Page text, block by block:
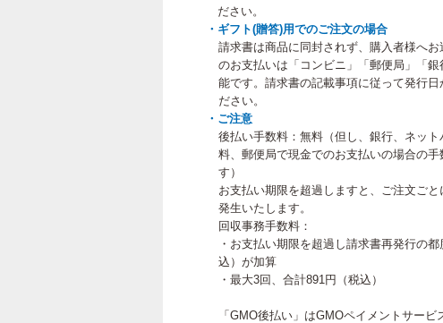
ださい。
・ギフト(贈答)用でのご注文の場合
請求書は商品に同封されず、購入者様へ
のお支払いは「コンビニ」「郵便局」「銀
能です。請求書の記載事項に従って発行日
ださい。
・ご注意
後払い手数料：無料（但し、銀行、ネッ
料、郵便局で現金でのお支払いの場合の手
す）
お支払い期限を超過しますと、ご注文ご
発生いたします。
回収事務手数料：
・お支払い期限を超過し請求書再発行の
込）が加算
・最大3回、合計891円（税込）
「GMO後払い」はGMOペイメントサー